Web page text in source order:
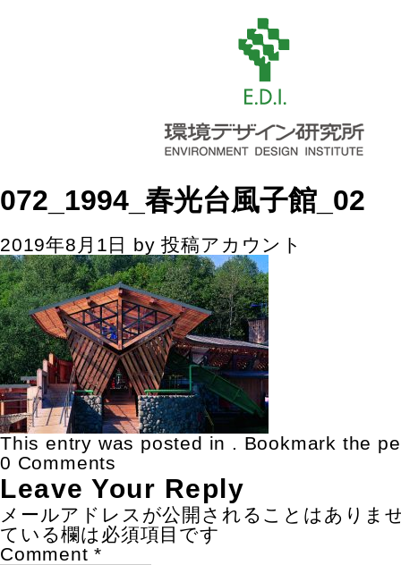
072_1994_春光台風子館_02
2019年8月1日 by投稿アカウント
This entry was posted in . Bookmark the
0 Comments
Leave Your Reply
メールアドレスが公開されることはありま
ている欄は必須項目です
Comment *